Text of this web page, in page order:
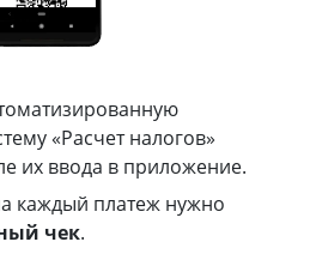
«Расчет налогов»
их ввода в приложение.
каждый платеж нужно
чек.